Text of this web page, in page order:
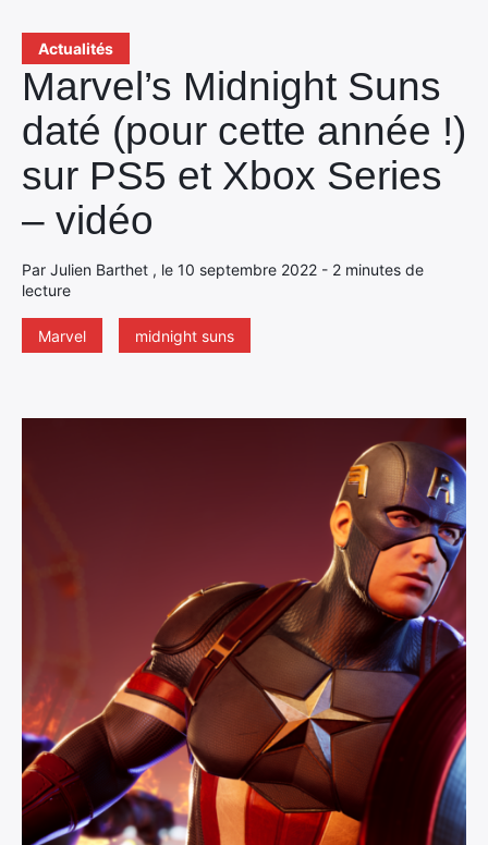
Actualités
Marvel’s Midnight Suns
daté (pour cette année !)
sur PS5 et Xbox Series
– vidéo
Par Julien Barthet , le 10 septembre 2022 - 2 minutes de
lecture
Marvel midnight suns